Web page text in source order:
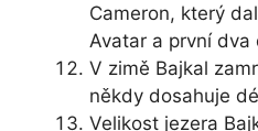
Cameron, který
Avatar a první dva
V zimě Bajkal
někdy dosahuje
Velikost jezera